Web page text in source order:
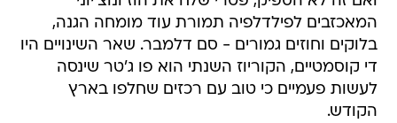
די קוסמטיים, הקוריוז השנתי הוא פו ג'טר שינסה
לעשות פעמיים כי טוב עם רכזים שחלפו בארץ
הקודש.
בעוד שעמדות הגארדים סגורות עם אודריך ואוונס,